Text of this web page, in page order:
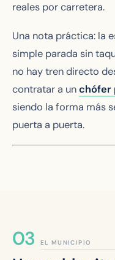
reales por carretera.
Una nota práctica: la
simple parada sin
no hay tren directo
contratar a unchófer
siendo la forma más
puerta a puerta.
EL MUNICIPIO